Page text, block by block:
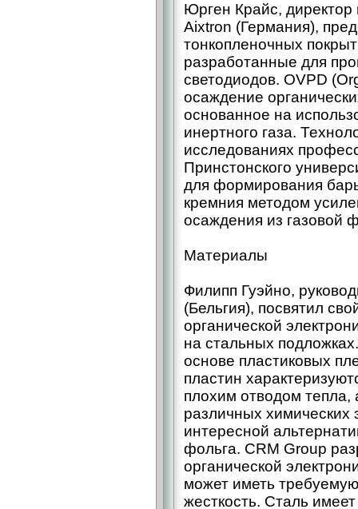
Юрген Крайс, директор
Aixtron (Германия),
тонкопленочных
разработанные для
светодиодов. OVPD
осаждение
основанное на
инертного газа.
исследованиях
Принстонского
для формирования
кремния методом
осаждения из газовой
Материалы
Филипп Гуэйно,
(Бельгия), посвятил
органической
на стальных
основе пластиковых
пластин
плохим отводом
различных химических
интересной
фольга. CRM Group
органической
может иметь
жесткость. Сталь